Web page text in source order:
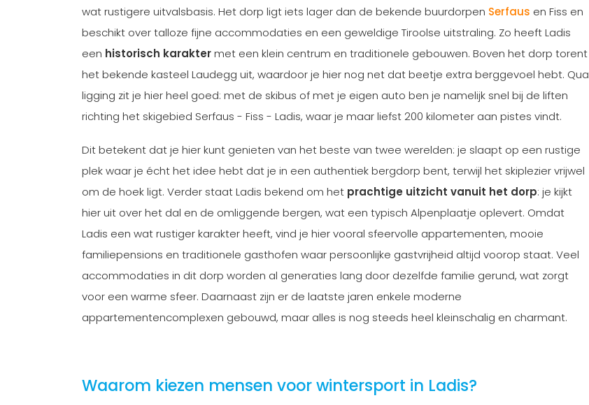
wat rustigere uitvalsbasis. Het dorp ligt iets lager dan de bekende buurdorpen Serfaus en Fiss en
beschikt over talloze fijne accommodaties en een geweldige Tiroolse uitstraling. Zo heeft Ladis
een historisch karaktermet een klein centrum en traditionele gebouwen. Boven het dorp torent
het bekende kasteel Laudegg uit, waardoor je hier nog net dat beetje extra berggevoel hebt. Qua
ligging zit je hier heel goed: met de skibus of met je eigen auto ben je namelijk snel bij de liften
richting het skigebied Serfaus - Fiss - Ladis, waar je maar liefst 200 kilometer aan pistes vindt.
Dit betekent dat je hier kunt genieten van het beste van twee werelden: je slaapt op een rustige
plek waar je écht het idee hebt dat je in een authentiek bergdorp bent, terwijl het skiplezier vrijwel
om de hoek ligt. Verder staat Ladis bekend om het prachtige uitzicht vanuit het dorp: je kijkt
hier uit over het dal en de omliggende bergen, wat een typisch Alpenplaatje oplevert. Omdat
Ladis een wat rustiger karakter heeft, vind je hier vooral sfeervolle appartementen, mooie
familiepensions en traditionele gasthofen waar persoonlijke gastvrijheid altijd voorop staat. Veel
accommodaties in dit dorp worden al generaties lang door dezelfde familie gerund, wat zorgt
voor een warme sfeer. Daarnaast zijn er de laatste jaren enkele moderne
appartementencomplexen gebouwd, maar alles is nog steeds heel kleinschalig en charmant.
Waarom kiezen mensen voor wintersport in Ladis?